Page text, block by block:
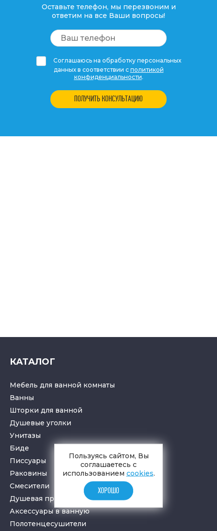
Оставьте телефон, мы перезвоним и
ответим на все Ваши вопросы!
Соглашаюсь на обработку персональных
данных в соответствии с политикой
конфиденциальности.
ПОЛУЧИТЬ КОНСУЛЬТАЦИЮ
КАТАЛОГ
Мебель для ванной комнаты
Ванны
Шторки для ванной
Душевые уголки
Унитазы
Биде
Писсуары
Раковины
Смесители
Душевая программа
Аксессуары в ванную
Полотенцесушители
Пользуясь сайтом, Вы
соглашаетесь с
использованием cookies.
ХОРОШО